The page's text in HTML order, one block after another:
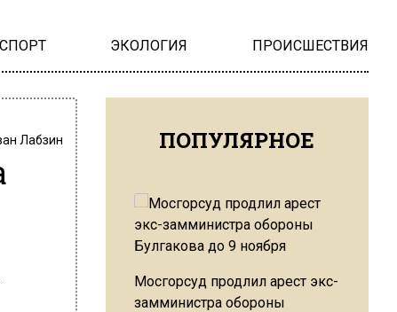
ЭКОЛОГИЯ ПРОИСШЕСТВИЯ
Лабзин ПОПУЛЯРНОЕ
Мосгорсуд продлил арест экс-
замминистра обороны